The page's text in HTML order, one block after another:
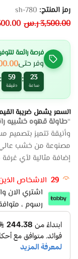
رمز المنتج: sh-780
3,500.00ر.س
فرصة رائعة
وفر حتى
23
ساعة :
59
دقيقة :
السعر يشمل ضريبة
“طاولة قهوه خشبيه
مصنوعة من خشب عالي
إضافة مثالية لأي
29 الاشخاص
رسوم ،